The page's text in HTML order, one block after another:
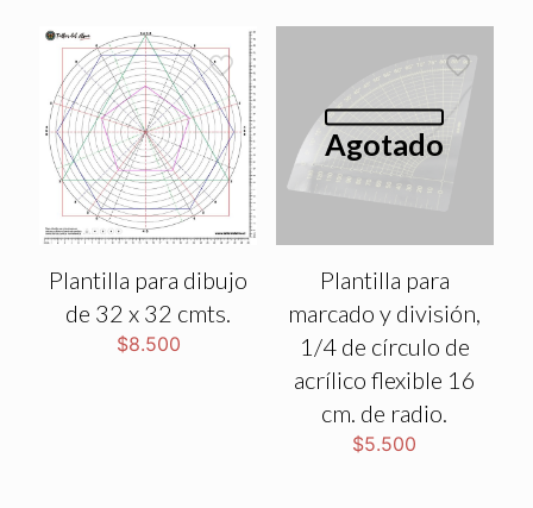
Plantilla para dibujo
de 32 x 32 cmts.
$8.500
Agotado
Plantilla para
marcado y división,
1/4 de círculo de
acrílico flexible 16
cm. de radio.
$5.500